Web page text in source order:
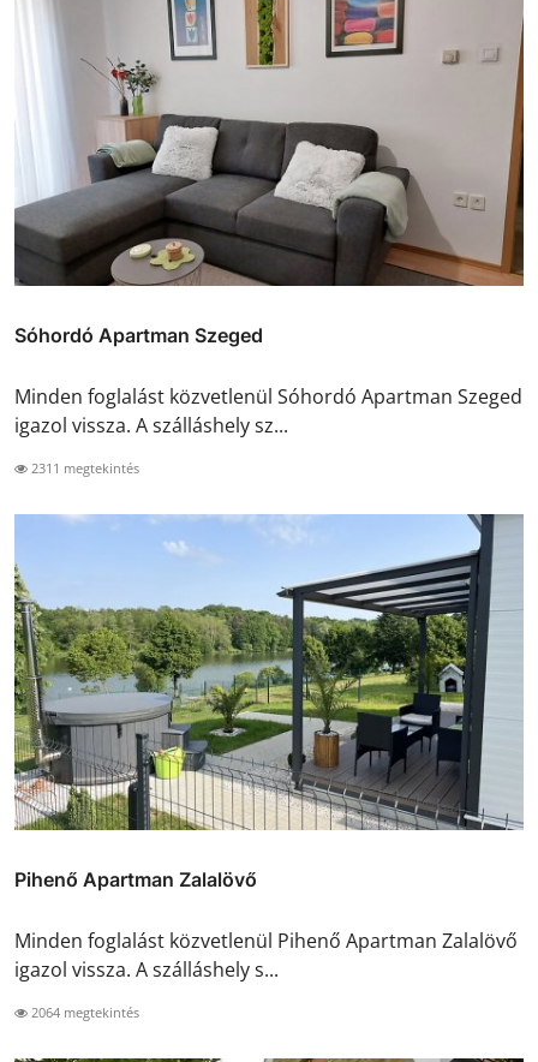
Sóhordó Apartman Szeged
Minden foglalást közvetlenül Sóhordó Apartman Szeged
igazol vissza. A szálláshely sz...
2311 megtekintés
Pihenő Apartman Zalalövő
Minden foglalást közvetlenül Pihenő Apartman Zalalövő
igazol vissza. A szálláshely s...
2064 megtekintés